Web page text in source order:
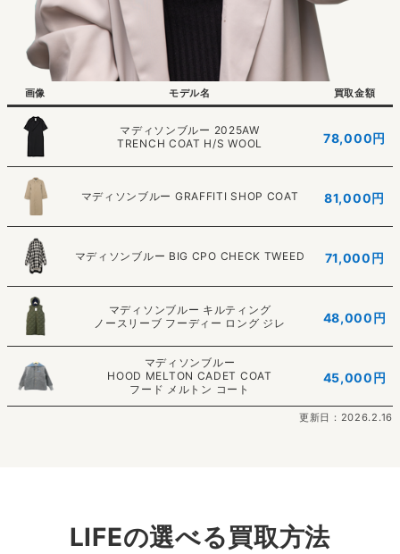
画像 モデル名 買取金額
マディソンブルー 2025AW
TRENCH COAT H/S WOOL
78,000円
マディソンブルー GRAFFITI SHOP COAT 81,000円
マディソンブルー BIG CPO CHECK TWEED 71,000円
マディソンブルー キルティング
ノースリーブ フーディー ロング ジレ
48,000円
マディソンブルー
HOOD MELTON CADET COAT
フード メルトン コート
45,000円
更新日：2026.2.16
LIFEの選べる買取方法